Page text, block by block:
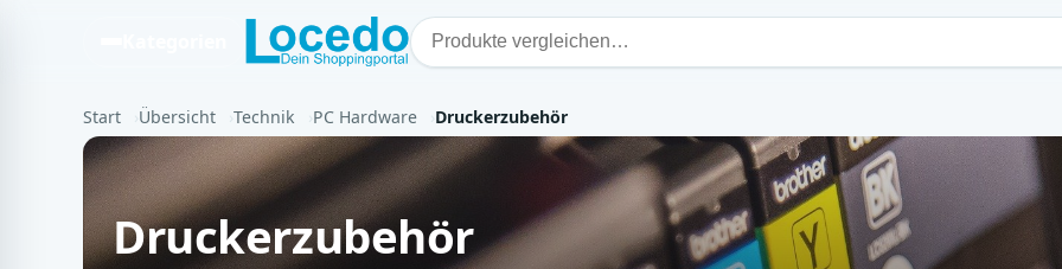
Start Übersicht Technik PC Hardware Druckerzubehör
Druckerzubehör